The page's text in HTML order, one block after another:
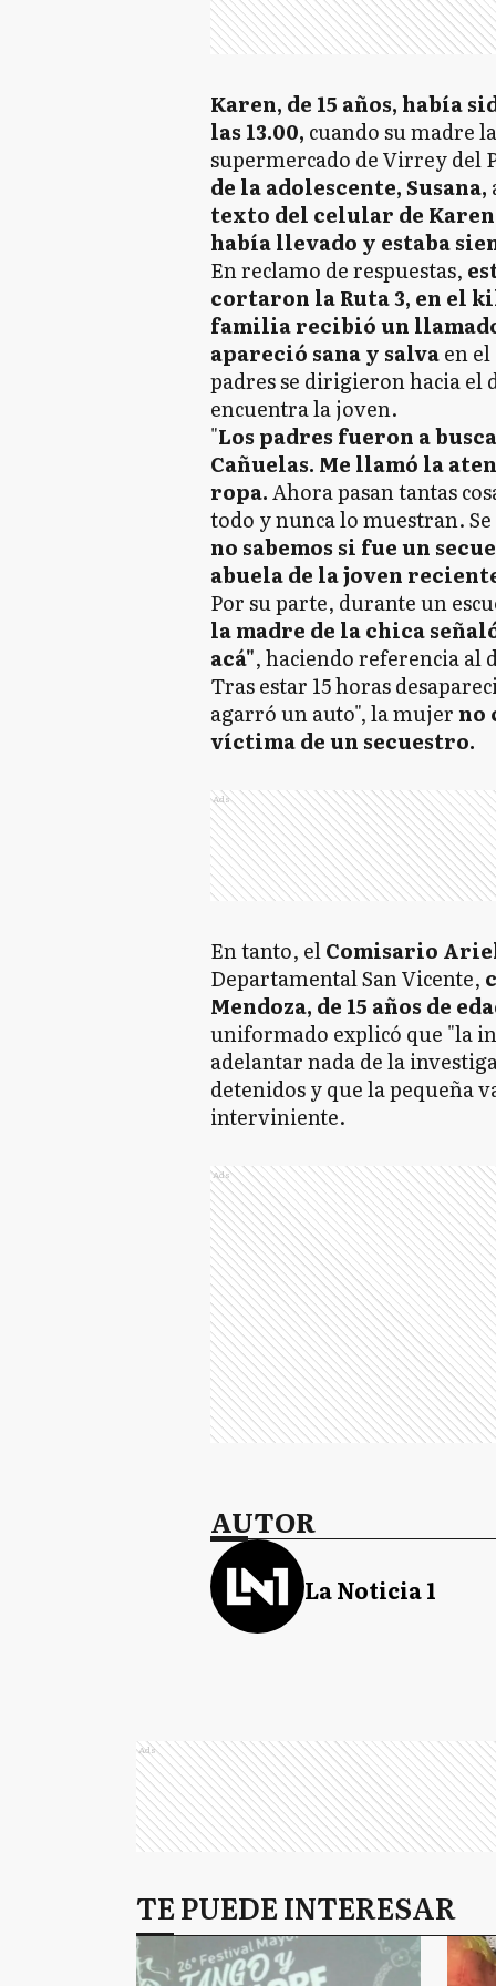
Karen, de 15 años, había
las 13.00, cuando su madre
supermercado de Virrey del
de la adolescente, Susana,
texto del celular de Karen
había llevado y estaba
En reclamo de respuestas,
cortaron la Ruta 3, en el
familia recibió un
apareció sana y salvaen
padres se dirigieron hacia el
encuentra la joven.
"Los padres fueron a
Cañuelas. Me llamó la
ropa.Ahora pasan tantas
todo y nunca lo muestran.
no sabemos si fue un
abuela de la joven
Por su parte, durante un
la madre de la chica
acá", haciendo referencia al
Tras estar 15 horas
agarró un auto", la mujer no
víctima de un secuestro.
Ads
En tanto, elComisario
Departamental San Vicente,
Mendoza, de 15 años de
uniformado explicó que "la
adelantar nada de la
detenidos y que la pequeña
interviniente.
Ads
AUTOR
La Noticia 1
Ads
TE PUEDE INTERESAR